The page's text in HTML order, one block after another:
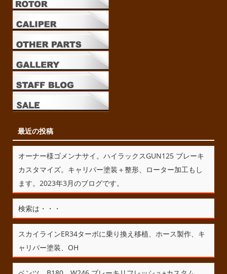
最近の投稿
オーナー様ゴメンナサイ。ハイラックスGUN125 ブレーキ
カスタマイズ。キャリパー塗装＋整形、ローター加工もし
ます。2023年3月のブログです。
検索は・・・
スカイラインER34ターボに乗り換え移植、ホース製作、キ
ャリパー塗装、OH